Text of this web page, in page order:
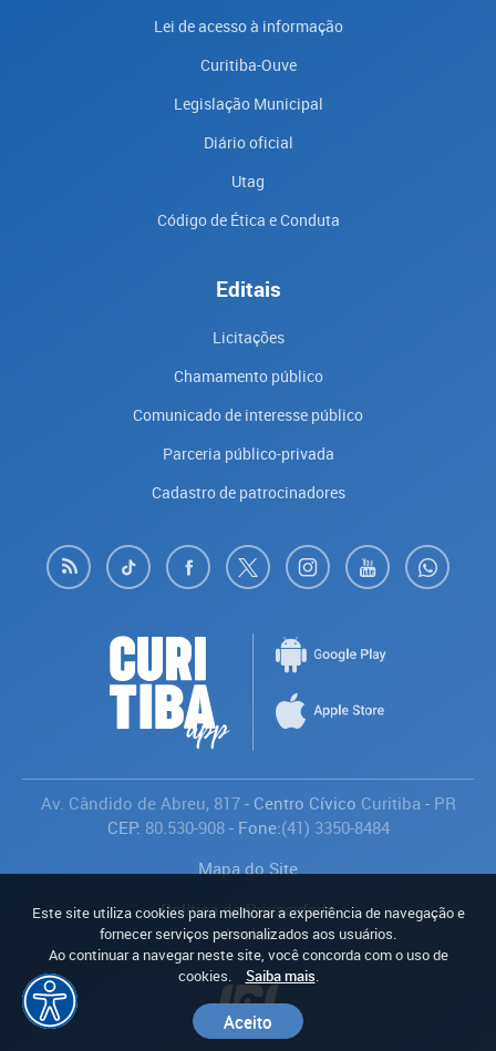
Lei de acesso à informação
Curitiba-Ouve
Legislação Municipal
Diário oficial
Utag
Código de Ética e Conduta
Editais
Licitações
Chamamento público
Comunicado de interesse público
Parceria público-privada
Cadastro de patrocinadores
Av. Cândido de Abreu, 817- Centro Cívico Curitiba- PR
CEP: 80.530-908- Fone:(41) 3350-8484
Mapa do Site
Política de Privacidade
Avaliar
Este site utiliza cookies para melhorar a experiência de navegação e
fornecer serviços personalizados aos usuários.
Ao continuar a navegar neste site, você concorda com o uso de
cookies.
Saiba mais.
Aceito